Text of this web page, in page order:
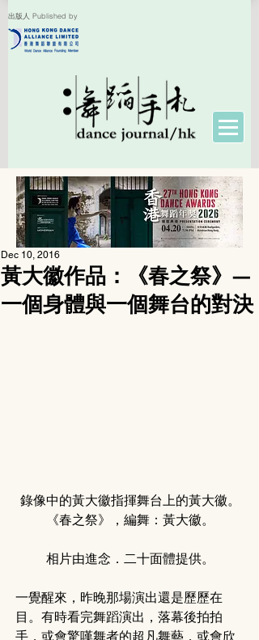
出版人 Published by
黃大徽作品：《春之祭》—
一個身體與一個舞台的對決
Dec 10, 2016
錄像中的黃大徽指揮舞台上的黃大徽。
《春之祭》，編舞：黃大徽。
相片由進念．二十面體提供。
一覺醒來，昨晚那場演出還是歷歷在
目。有時看完舞蹈演出，落幕後拍拍
手，或會驚嘆舞者的超凡舞藝，或會欣